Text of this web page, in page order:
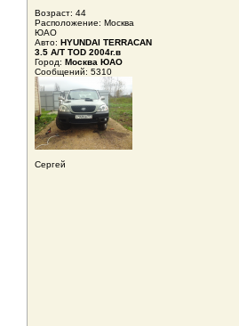
Возраст: 44
Расположение: Москва
ЮАО
Авто: HYUNDAI TERRACAN
3.5 A/T TOD 2004г.в
Город: Москва ЮАО
Сообщений: 5310
Сергей